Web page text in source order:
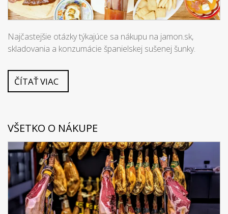
Najčastejšie otázky týkajúce sa nákupu na jamon.sk,
skladovania a konzumácie španielskej sušenej šunky.
ČÍTAŤ VIAC
VŠETKO O NÁKUPE